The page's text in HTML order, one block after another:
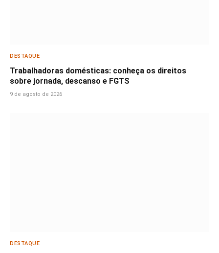
DESTAQUE
Trabalhadoras domésticas: conheça os direitos
sobre jornada, descanso e FGTS
9 de agosto de 2026
DESTAQUE